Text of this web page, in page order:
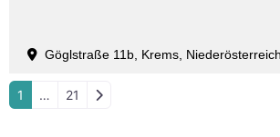
Göglstraße 11b, Krems,
1 … 21 Ältere Beiträge